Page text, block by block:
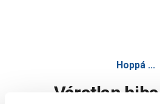
Hoppá ...
Váratlan